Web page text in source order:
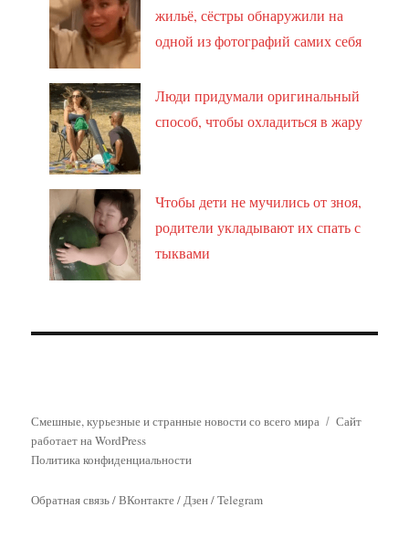
жильё, сёстры обнаружили на
одной из фотографий самих себя
Люди придумали оригинальный
способ, чтобы охладиться в жару
Чтобы дети не мучились от зноя,
родители укладывают их спать с
тыквами
Смешные, курьезные и странные новости со всего мира
Сайт
работает на WordPress
Политика конфиденциальности
Обратная связь/ВКонтакте/ Дзен/Telegram